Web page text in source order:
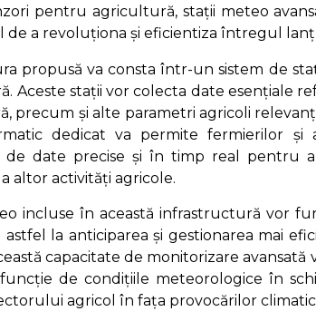
pentru agricultură, stații meteo
de a revoluționa și eficientiza întregul
propusă va consta într-un sistem de
Aceste stații vor colecta date esențiale
precum și alte parametri agricoli
dedicat va permite fermierilor
de date precise și în timp real pentru
altor activități agricole.
incluse în această infrastructură vor
la anticiparea și gestionarea mai
capacitate de monitorizare
de condițiile meteorologice în
agricol în fața provocărilor